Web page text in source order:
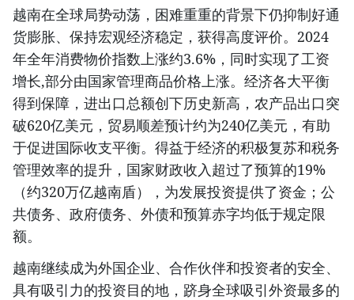
越南在全球局势动荡，困难重重的背景下仍抑制好通
货膨胀、保持宏观经济稳定，获得高度评价。2024
年全年消费物价指数上涨约3.6%，同时实现了工资
增长,部分由国家管理商品价格上涨。经济各大平衡
得到保障，进出口总额创下历史新高，农产品出口突
破620亿美元，贸易顺差预计约为240亿美元，有助
于促进国际收支平衡。得益于经济的积极复苏和税务
管理效率的提升，国家财政收入超过了预算的19%
（约320万亿越南盾），为发展投资提供了资金；公
共债务、政府债务、外债和预算赤字均低于规定限
额。
越南继续成为外国企业、合作伙伴和投资者的安全、
具有吸引力的投资目的地，跻身全球吸引外资最多的